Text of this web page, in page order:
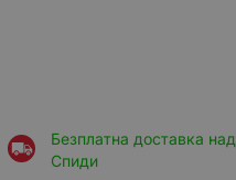
Безплатна доставка над
Спиди